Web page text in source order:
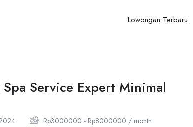
Lowongan Terbaru
Service Expert Minimal
Rp3000000 - Rp8000000 / month